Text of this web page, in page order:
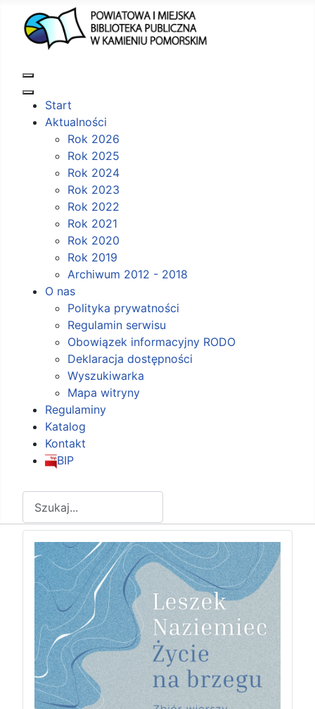
Start
Aktualności
Rok 2026
Rok 2025
Rok 2024
Rok 2023
Rok 2022
Rok 2021
Rok 2020
Rok 2019
Archiwum 2012 - 2018
O nas
Polityka prywatności
Regulamin serwisu
Obowiązek informacyjny RODO
Deklaracja dostępności
Wyszukiwarka
Mapa witryny
Regulaminy
Katalog
Kontakt
BIP